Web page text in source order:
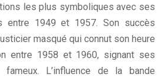
les plus symboliques avec ses
entre 1949 et 1957. Son succès
masqué qui connut son heure
entre 1958 et 1960, signant ses
L’influence de la bande